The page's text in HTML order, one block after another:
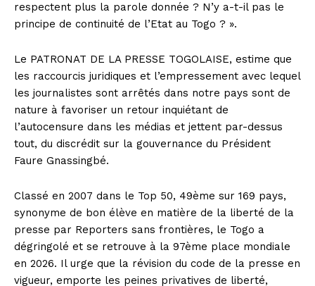
respectent plus la parole donnée ? N’y a-t-il pas le
principe de continuité de l’Etat au Togo ? ».
Le PATRONAT DE LA PRESSE TOGOLAISE, estime que
les raccourcis juridiques et l’empressement avec lequel
les journalistes sont arrêtés dans notre pays sont de
nature à favoriser un retour inquiétant de
l’autocensure dans les médias et jettent par-dessus
tout, du discrédit sur la gouvernance du Président
Faure Gnassingbé.
Classé en 2007 dans le Top 50, 49ème sur 169 pays,
synonyme de bon élève en matière de la liberté de la
presse par Reporters sans frontières, le Togo a
dégringolé et se retrouve à la 97ème place mondiale
en 2026. Il urge que la révision du code de la presse en
vigueur, emporte les peines privatives de liberté,